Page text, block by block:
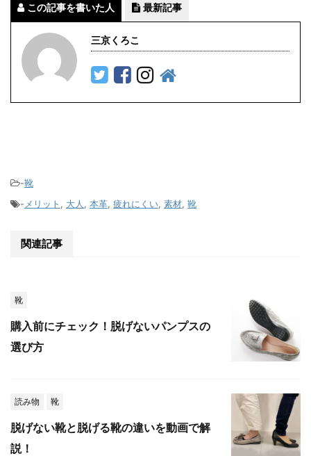
この記事を書いた人 最新記事
三京くろこ
-靴
- メリット , 大人 , 本革, 疲れにくい, 素材, 靴
関連記事
靴
購入前にチェック！脱げないパンプスの
選び方
読み物 靴
脱げない靴と脱げる靴の違いを動画で解
説！